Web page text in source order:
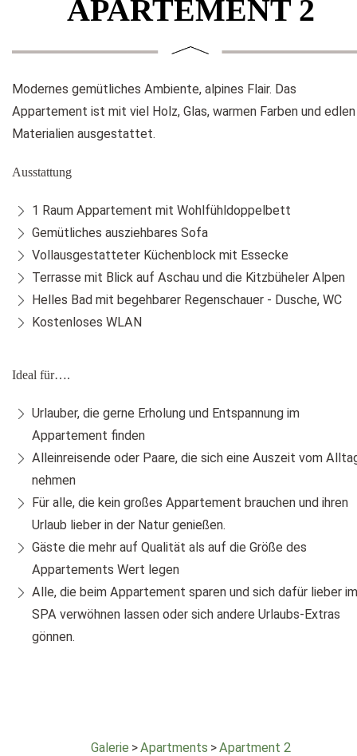
APARTEMENT 2
Modernes gemütliches Ambiente, alpines Flair. Das
Appartement ist mit viel Holz, Glas, warmen Farben und edlen
Materialien ausgestattet.
Ausstattung
1 Raum Appartement mit Wohlfühldoppelbett
Gemütliches ausziehbares Sofa
Vollausgestatteter Küchenblock mit Essecke
Terrasse mit Blick auf Aschau und die Kitzbüheler Alpen
Helles Bad mit begehbarer Regenschauer - Dusche, WC
Kostenloses WLAN
Ideal für….
Urlauber, die gerne Erholung und Entspannung im
Appartement finden
Alleinreisende oder Paare, die sich eine Auszeit vom
nehmen
Für alle, die kein großes Appartement brauchen und ihren
Urlaub lieber in der Natur genießen.
Gäste die mehr auf Qualität als auf die Größe des
Appartements Wert legen
Alle, die beim Appartement sparen und sich dafür lieber im
SPA verwöhnen lassen oder sich andere Urlaubs-Extras
gönnen.
Galerie >Apartments >Apartment 2